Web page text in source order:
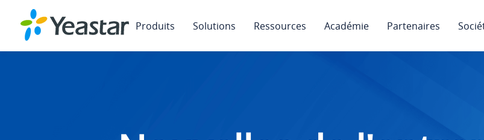
Produits Solutions Ressources Académie Partenaires